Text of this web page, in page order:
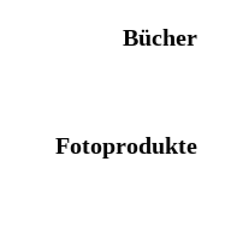
Bücher
Fotoprodukte